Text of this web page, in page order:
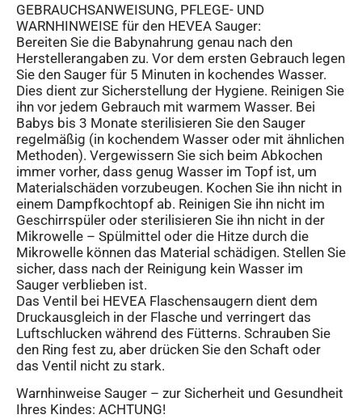
GEBRAUCHSANWEISUNG, PFLEGE- UND
WARNHINWEISE für den HEVEA Sauger:
Bereiten Sie die Babynahrung genau nach den
Herstellerangaben zu. Vor dem ersten Gebrauch legen
Sie den Sauger für 5 Minuten in kochendes Wasser.
Dies dient zur Sicherstellung der Hygiene. Reinigen Sie
ihn vor jedem Gebrauch mit warmem Wasser. Bei
Babys bis 3 Monate sterilisieren Sie den Sauger
regelmäßig (in kochendem Wasser oder mit ähnlichen
Methoden). Vergewissern Sie sich beim Abkochen
immer vorher, dass genug Wasser im Topf ist, um
Materialschäden vorzubeugen. Kochen Sie ihn nicht in
einem Dampfkochtopf ab. Reinigen Sie ihn nicht im
Geschirrspüler oder sterilisieren Sie ihn nicht in der
Mikrowelle – Spülmittel oder die Hitze durch die
Mikrowelle können das Material schädigen. Stellen Sie
sicher, dass nach der Reinigung kein Wasser im
Sauger verblieben ist.
Das Ventil bei HEVEA Flaschensaugern dient dem
Druckausgleich in der Flasche und verringert das
Luftschlucken während des Fütterns. Schrauben Sie
den Ring fest zu, aber drücken Sie den Schaft oder
das Ventil nicht zu stark.
Warnhinweise Sauger – zur Sicherheit und Gesundheit
Ihres Kindes: ACHTUNG!